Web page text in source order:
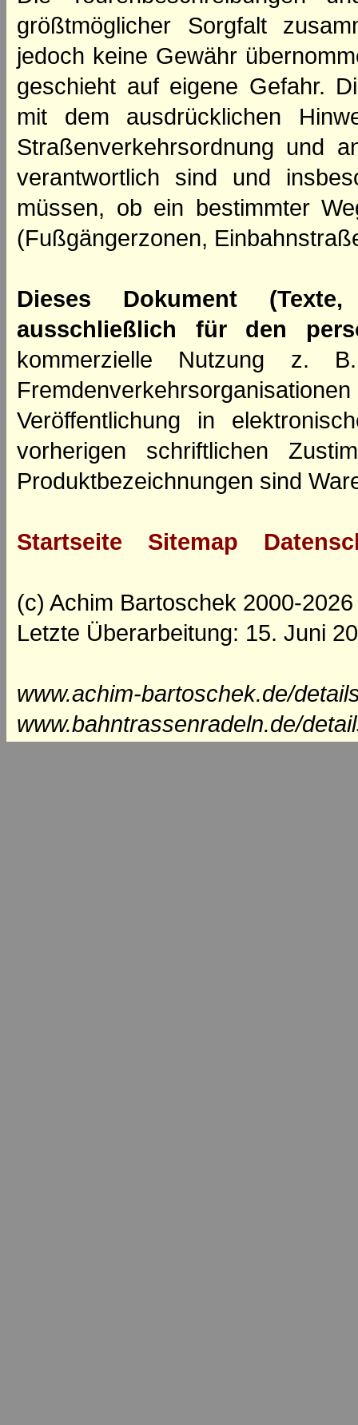
größtmöglicher Sorgfalt
jedoch keine Gewähr
geschieht auf eigene Gefahr.
mit dem ausdrücklichen
Straßenverkehrsordnung und
verantwortlich sind und
müssen, ob ein bestimmter
(Fußgängerzonen,
Dieses Dokument
ausschließlich für den
kommerzielle Nutzung z.
Veröffentlichung in
vorherigen schriftlichen
Produktbezeichnungen sind
Startseite Sitemap
(c) Achim Bartoschek 2000-2026
Letzte Überarbeitung: 15. Juni
www.achim-bartoschek.de/
www.bahntrassenradeln.de/